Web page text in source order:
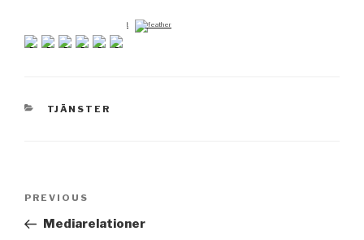
by
CATEGORIES
TJÄNSTER
Post
Previous
Post
PREVIOUS
Mediarelationer